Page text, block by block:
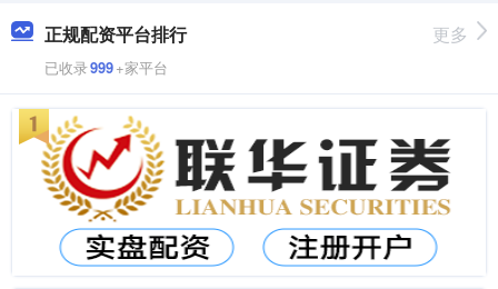
正规配资平台排行
已收录999+家平台
更多